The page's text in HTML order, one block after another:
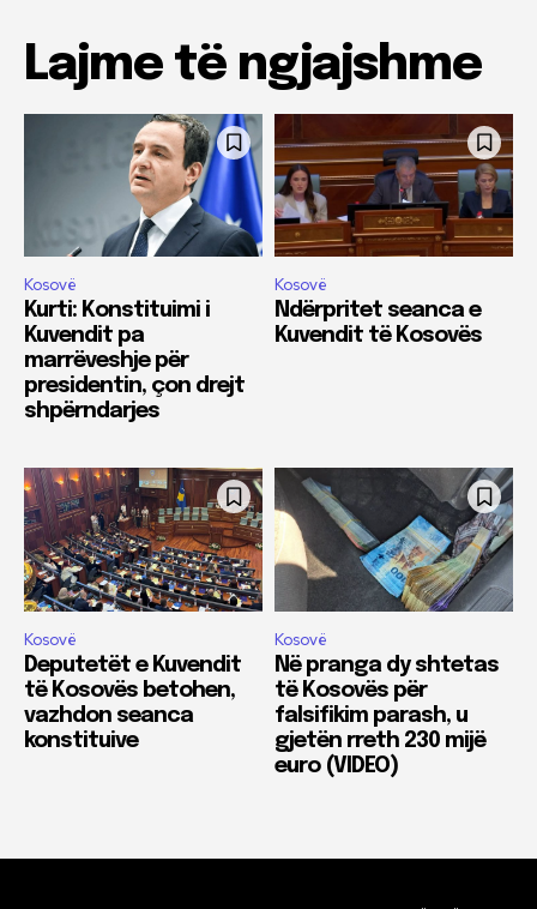
Lajme të ngjajshme
Kosovë
Kurti: Konstituimi i
Kuvendit pa
marrëveshje për
presidentin, çon drejt
shpërndarjes
Kosovë
Ndërpritet seanca e
Kuvendit të Kosovës
Kosovë
Deputetët e Kuvendit
të Kosovës betohen,
vazhdon seanca
konstituive
Kosovë
Në pranga dy shtetas
të Kosovës për
falsifikim parash, u
gjetën rreth 230 mijë
euro (VIDEO)